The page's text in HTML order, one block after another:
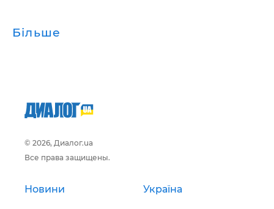
Більше
© 2026, Диалог.ua
Все права защищены.
Новини Україна